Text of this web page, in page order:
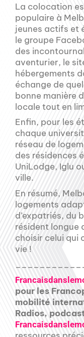
La colocation
populaire à
jeunes actifs et
le groupe
des
aventurier, le
hébergements
échange de
bonne manière
locale tout en
Enfin, pour les
chaque
réseau de
des résidences
UniLodge, Iglu
ville.
En résumé,
logements
d’expatriés, du
résident longue
choisir celui qui
vie !
pour les
mobilité
Radios,